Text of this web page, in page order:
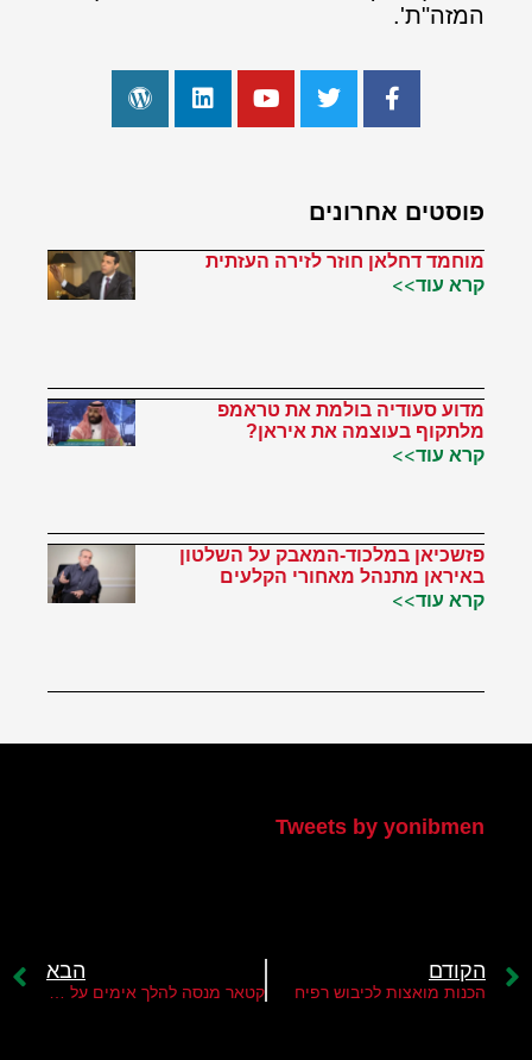
המזה"ת'.
פוסטים אחרונים
מוחמד דחלאן חוזר לזירה העזתית
קרא עוד>>
מדוע סעודיה בולמת את טראמפ
מלתקוף בעוצמה את איראן?
קרא עוד>>
פזשכיאן במלכוד-המאבק על השלטון
באיראן מתנהל מאחורי הקלעים
קרא עוד>>
Tweets by yonibmen
הקודם
הכנות מואצות לכיבוש רפיח
הבא